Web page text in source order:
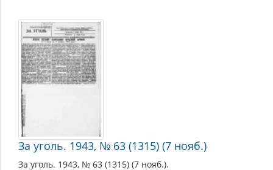
За уголь. 1943, № 63 (1315) (7 нояб.)
За уголь. 1943, № 63 (1315) (7 нояб.).